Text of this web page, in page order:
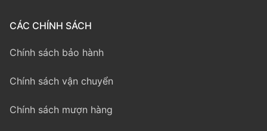
CÁC CHÍNH SÁCH
Chính sách bảo hành
Chính sách vận chuyển
Chính sách mượn hàng